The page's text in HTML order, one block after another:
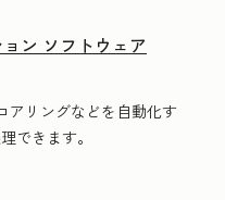
ン ソフトウェア
アリングなどを自動化す
できます。